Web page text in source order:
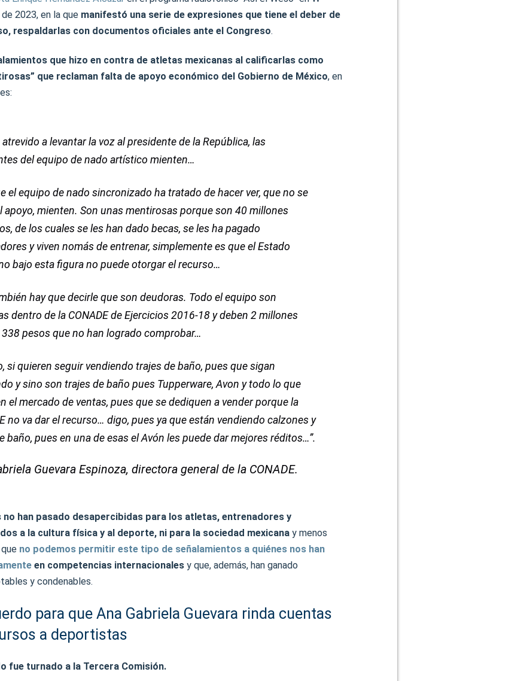
2023, en la que manifestó una serie de expresiones que tiene el deber de
respaldarlas con documentos oficiales ante el Congreso.
que hizo en contra de atletas mexicanas al calificarlas como
que reclaman falta de apoyo económico del Gobierno de México, en
atrevido a levantar la voz al presidente de la República, las
del equipo de nado artístico mienten…
el equipo de nado sincronizado ha tratado de hacer ver, que no se
apoyo, mienten. Son unas mentirosas porque son 40 millones
de los cuales se les han dado becas, se les ha pagado
y viven nomás de entrenar, simplemente es que el Estado
bajo esta figura no puede otorgar el recurso…
hay que decirle que son deudoras. Todo el equipo son
dentro de la CONADE de Ejercicios 2016-18 y deben 2 millones
pesos que no han logrado comprobar…
si quieren seguir vendiendo trajes de baño, pues que sigan
y sino son trajes de baño pues Tupperware, Avon y todo lo que
el mercado de ventas, pues que se dediquen a vender porque la
no va dar el recurso… digo, pues ya que están vendiendo calzones y
baño, pues en una de esas el Avón les puede dar mejores réditos…”.
Guevara Espinoza, directora general de la CONADE.
no han pasado desapercibidas para los atletas, entrenadores y
a la cultura física y al deporte, ni para la sociedad mexicana y menos
no podemos permitir este tipo de señalamientos a quiénes nos han
en competencias internacionales y que, además, han ganado
y condenables.
para que Ana Gabriela Guevara rinda cuentas
a deportistas
fue turnado a la Tercera Comisión.